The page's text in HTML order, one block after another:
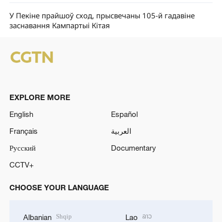
У Пекіне прайшоў сход, прысвечаны 105-й гадавіне
заснавання Кампартыі Кітая
EXPLORE MORE
English
Español
Français
العربية
Русский
Documentary
CCTV+
CHOOSE YOUR LANGUAGE
Albanian Shqip Lao ລາວ